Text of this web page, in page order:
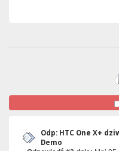
Odp: HTC One X+
Demo